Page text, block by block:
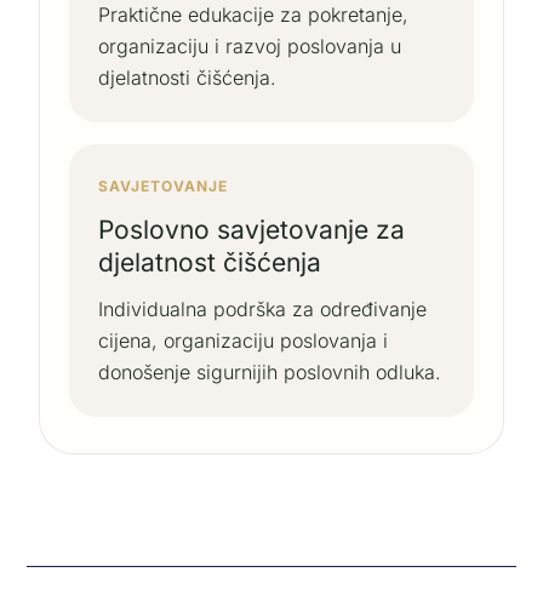
Praktične edukacije za pokretanje,
organizaciju i razvoj poslovanja u
djelatnosti čišćenja.
SAVJETOVANJE
Poslovno savjetovanje za
djelatnost čišćenja
Individualna podrška za određivanje
cijena, organizaciju poslovanja i
donošenje sigurnijih poslovnih odluka.